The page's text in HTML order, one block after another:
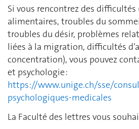
Si vous rencontrez des
alimentaires, troubles du
troubles du désir, problèmes
liées à la migration, difficultés
concentration), vous pouvez
et psychologie :
https://www.unige.ch/sse/
psychologiques-medicales
La Faculté des lettres vous